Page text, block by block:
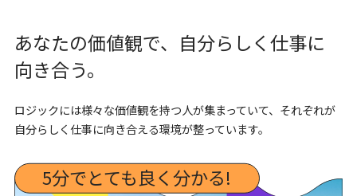
あなたの価値観で、自分らしく仕事に
向き合う。
ロジックには様々な価値観を持つ人が集まっていて、それぞれが
自分らしく仕事に向き合える環境が整っています。
5分でとても良く分かる!